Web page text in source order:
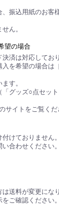
振込用紙のお客
ん。
望の場合
済は対応してお
を希望の場合は
す。
グッズ○点セッ
サイトをご覧くだ
けておりません。
合わせください。
送料が変更にな
ご確認ください。